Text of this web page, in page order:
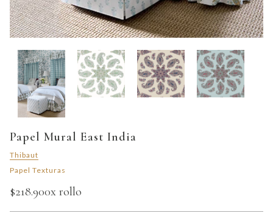
Papel Mural East India
Thibaut
Papel Texturas
$218.900x rollo